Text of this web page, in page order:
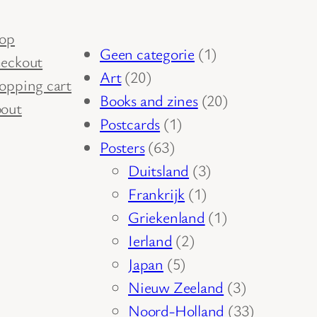
cart
Geen categorie 11
Art 2020
producten
Books and zines 2020
Postcards 11
Posters 6363
producten
Duitsland 33
producten
Frankrijk 11
product
Griekenland 11
Ierland 22
Japan 55
producten
Nieuw Zeeland 33
producten
Noord-Holland 3333